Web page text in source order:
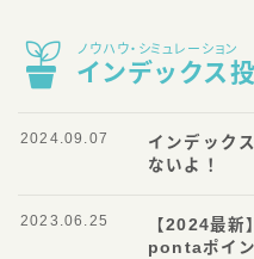
ノウハウ・シミュレーション
インデックス
インデック
ないよ！
2024.09.07
【2024最
pontaポイン
2023.06.25